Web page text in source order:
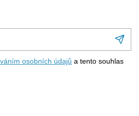
osobních údajů a tento souhlas